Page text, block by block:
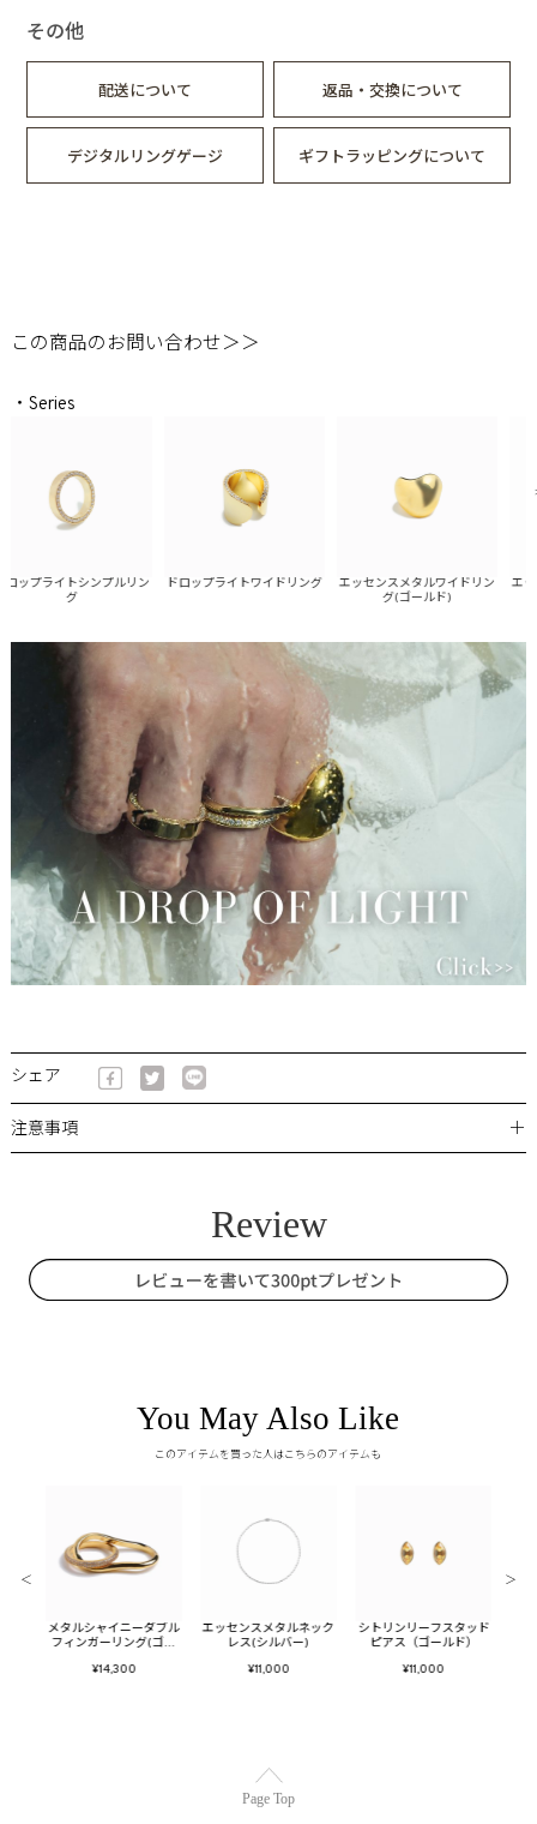
その他
配送について 返品・交換について
デジタルリングゲージ ギフトラッピングについて
この商品のお問い合わせ＞＞
・Series
プライトシンプルリン
ドロップライトワイドリング
エッセンスメタルワイドリン
グ(ゴールド)
エッ
シェア
注意事項 ＋
You May Also Like
このアイテムを買った人はこちらのアイテムも
メタルシャイニーダブル
フィンガーリング(ゴー
¥14,300
エッセンスメタルネック
レス(シルバー)
¥11,000
シトリンリーフスタッド
ピアス（ゴールド）
¥11,000
＜ ＞
Page Top